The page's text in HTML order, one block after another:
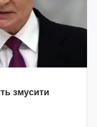
змусити